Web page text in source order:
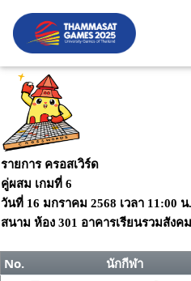
รายการ ครอสเวิร์ด
คู่ผสม เกมที่ 6
วันที่ 16 มกราคม 2568 เวลา 11:00 น.
สนาม ห้อง 301 อาคารเรียนรวมสังค
No. นักกีฬา